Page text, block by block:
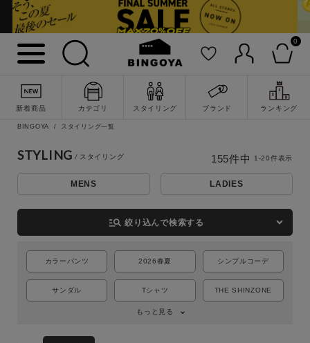
0
新着商品 カテゴリ スタイリング ブランド ランキング
詳細検索
BINGOYA スタイリング一覧
STYLING
MENS LADIES
manage_search 絞り込んで検索する
カラーパンツ 2026春夏 シンプルコーデ
サンダル Tシャツ THE SHINZONE
もっと見る
155件中 1-20件表示